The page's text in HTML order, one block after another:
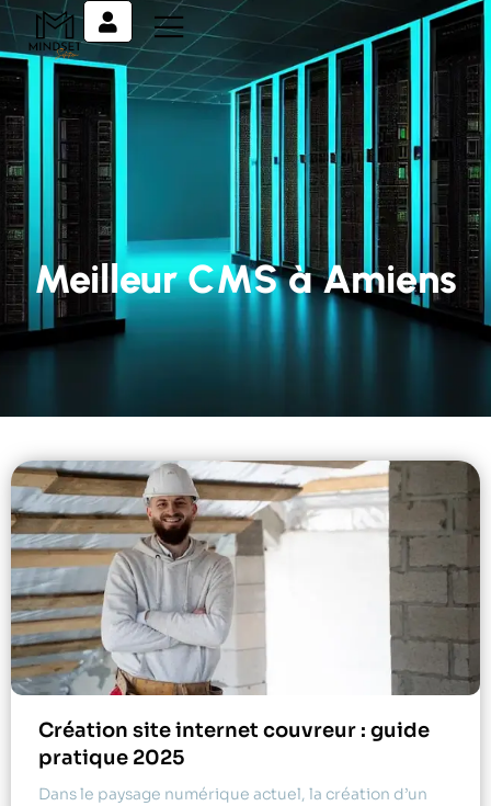
Meilleur CMS à Amiens
Création site internet couvreur : guide
pratique 2025
Dans le paysage numérique actuel, la création d’un